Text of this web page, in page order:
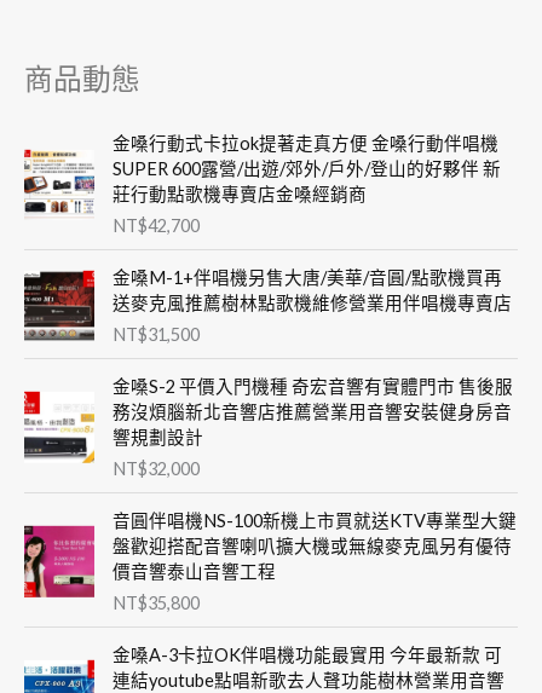
商品動態
金嗓行動式卡拉ok提著走真方便 金嗓行動伴唱機
SUPER 600露營/出遊/郊外/戶外/登山的好夥伴 新
莊行動點歌機專賣店金嗓經銷商
NT$42,700
金嗓M-1+伴唱機另售大唐/美華/音圓/點歌機買再
送麥克風推薦樹林點歌機維修營業用伴唱機專賣店
NT$31,500
金嗓S-2 平價入門機種 奇宏音響有實體門市 售後服
務沒煩腦新北音響店推薦營業用音響安裝健身房音
響規劃設計
NT$32,000
音圓伴唱機NS-100新機上市買就送KTV專業型大鍵
盤歡迎搭配音響喇叭擴大機或無線麥克風另有優待
價音響泰山音響工程
NT$35,800
金嗓A-3卡拉OK伴唱機功能最實用 今年最新款 可
連結youtube點唱新歌去人聲功能樹林營業用音響